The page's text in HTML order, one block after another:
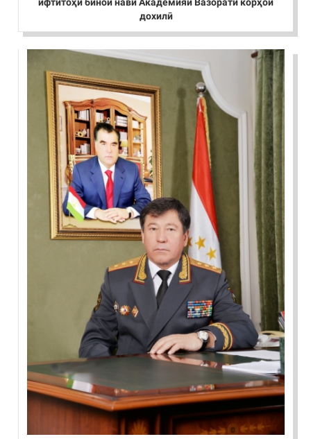
ифтитоҳи бинои нави Академияи Вазорати корҳои
дохилӣ